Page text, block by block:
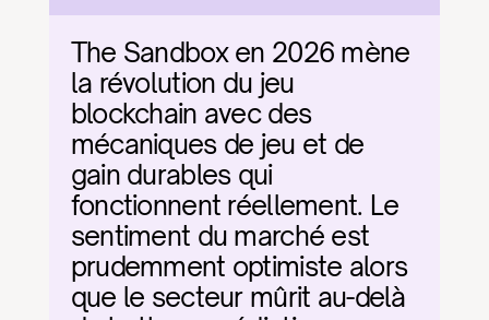
The Sandbox en 2026 mène
la révolution du jeu
blockchain avec des
mécaniques de jeu et de
gain durables qui
fonctionnent réellement. Le
sentiment du marché est
prudemment optimiste alors
que le secteur mûrit au-delà